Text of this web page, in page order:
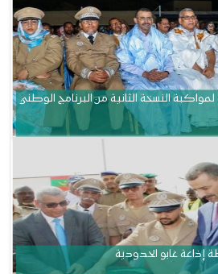
النسخة الثانية من البرنامج الوطني
إذاعة غابو الحدودية